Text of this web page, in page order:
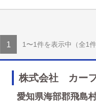
1 1〜1件を表示中 （全1
株式会社 カー
愛知県海部郡飛島